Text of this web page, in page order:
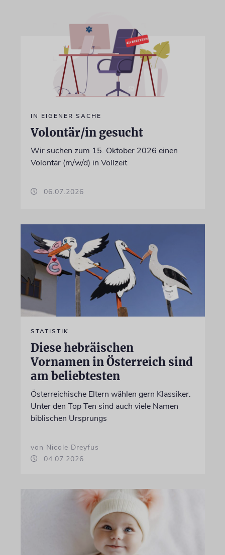
IN EIGENER SACHE
Volontär/in gesucht
Wir suchen zum 15. Oktober 2026 einen
Volontär (m/w/d) in Vollzeit
06.07.2026
STATISTIK
Diese hebräischen
Vornamen in Österreich sind
am beliebtesten
Österreichische Eltern wählen gern Klassiker.
Unter den Top Ten sind auch viele Namen
biblischen Ursprungs
von Nicole Dreyfus
04.07.2026